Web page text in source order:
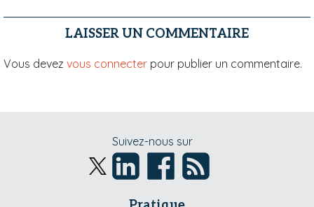
LAISSER UN COMMENTAIRE
Vous devez vous connecter pour publier un commentaire.
Suivez-nous sur